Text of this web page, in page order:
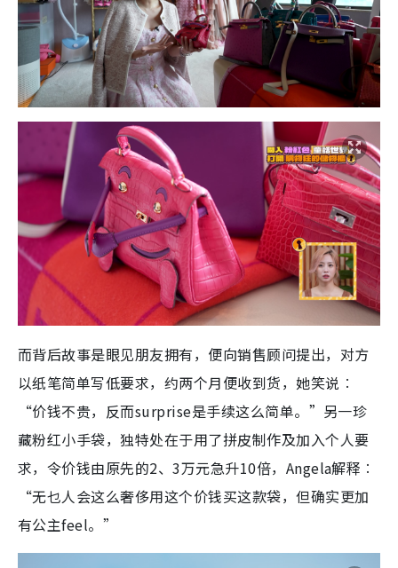
而背后故事是眼见朋友拥有，便向销售顾问提出，对方
以纸笔简单写低要求，约两个月便收到货，她笑说︰
“价钱不贵，反而surprise是手续这么简单。”另一珍
藏粉红小手袋，独特处在于用了拼皮制作及加入个人要
求，令价钱由原先的2、3万元急升10倍，Angela解释︰
“无乜人会这么奢侈用这个价钱买这款袋，但确实更加
有公主feel。”